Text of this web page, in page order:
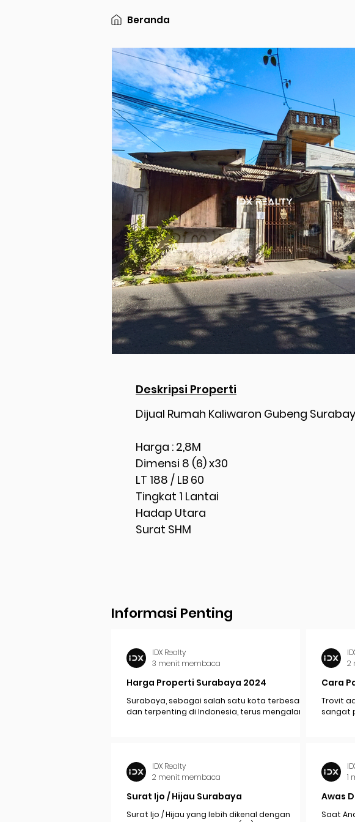
Beranda
Deskripsi Properti
Dijual Rumah Kaliwaron Gubeng
Harga : 2,8M
Dimensi 8 (6) x30
LT 188 / LB 60
Tingkat 1 Lantai
Hadap Utara
Surat SHM
Informasi Penting
Harga Properti Surabaya 2024
Surabaya, sebagai salah satu kota terbesar
dan terpenting di Indonesia, terus mengalami
IDX Realty
3 menit membaca
Cara
Trovit
sangat
2
Surat Ijo / Hijau Surabaya
Surat Ijo / Hijau yang lebih dikenal dengan
IDX Realty
2 menit membaca
Awas
Saat
1